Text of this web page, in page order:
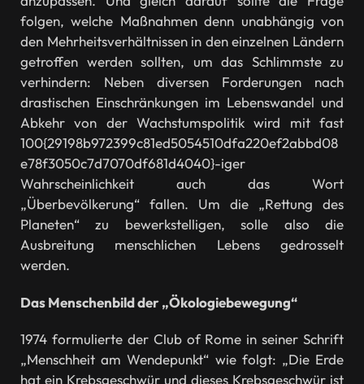
folgen, welche Maßnahmen denn unabhängig von
den Mehrheitsverhältnissen in den einzelnen Ländern
getroffen werden sollten, um das Schlimmste zu
verhindern: Neben diversen Forderungen nach
drastischen Einschränkungen im Lebenswandel und
Abkehr von der Wachstumspolitik wird mit fast
100{29198b972399c81ed5054510dfa220ef2abbd08
e78f3050c7d7070df681d4040}-iger
Wahrscheinlichkeit auch das Wort
„Überbevölkerung“ fallen. Um die „Rettung des
Planeten“ zu bewerkstelligen, solle also die
Ausbreitung menschlichen Lebens gedrosselt
werden.
Das Menschenbild der „Ökologiebewegung“
1974 formulierte der Club of Rome in seiner Schrift
„Menschheit am Wendepunkt“ wie folgt: „Die Erde
hat ein Krebsgeschwür und dieses Krebsgeschwür ist